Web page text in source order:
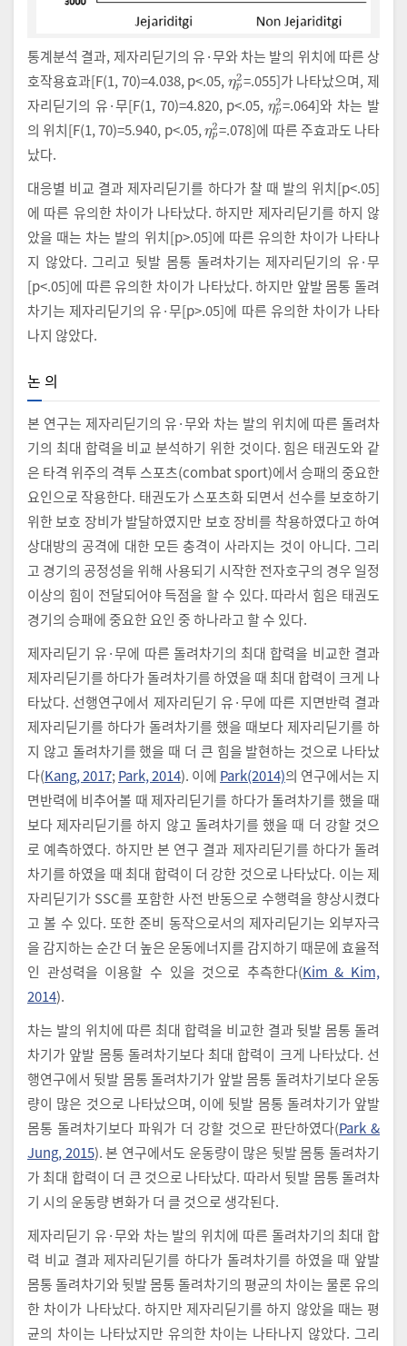
통계분석 결과, 제자리딛기의 유·무와 차는 발의 위치에 따른 상
호작용효과[F(1, 70)=4.038, p<.05,ηp2
=.055]가 나타났으며, 제
자리딛기의 유·무[F(1, 70)=4.820, p<.05,ηp2
=.064]와 차는 발
의 위치[F(1, 70)=5.940, p<.05, ηp2
=.078]에 따른 주효과도 나타
났다.
대응별 비교 결과 제자리딛기를 하다가 찰 때 발의 위치[p<.05]
에 따른 유의한 차이가 나타났다. 하지만 제자리딛기를 하지 않
았을 때는 차는 발의 위치[p>.05]에 따른 유의한 차이가 나타나
지 않았다. 그리고 뒷발 몸통 돌려차기는 제자리딛기의 유·무
[p<.05]에 따른 유의한 차이가 나타났다. 하지만 앞발 몸통 돌려
차기는 제자리딛기의 유·무[p>.05]에 따른 유의한 차이가 나타
나지 않았다.
논 의
본 연구는 제자리딛기의 유·무와 차는 발의 위치에 따른 돌려차
기의 최대 합력을 비교 분석하기 위한 것이다. 힘은 태권도와 같
은 타격 위주의 격투 스포츠(combat sport)에서 승패의 중요한
요인으로 작용한다. 태권도가 스포츠화 되면서 선수를 보호하기
위한 보호 장비가 발달하였지만 보호 장비를 착용하였다고 하여
상대방의 공격에 대한 모든 충격이 사라지는 것이 아니다. 그리
고 경기의 공정성을 위해 사용되기 시작한 전자호구의 경우 일정
이상의 힘이 전달되어야 득점을 할 수 있다. 따라서 힘은 태권도
경기의 승패에 중요한 요인 중 하나라고 할 수 있다.
제자리딛기 유·무에 따른 돌려차기의 최대 합력을 비교한 결과
제자리딛기를 하다가 돌려차기를 하였을 때 최대 합력이 크게 나
타났다. 선행연구에서 제자리딛기 유·무에 따른 지면반력 결과
제자리딛기를 하다가 돌려차기를 했을 때보다 제자리딛기를 하
지 않고 돌려차기를 했을 때 더 큰 힘을 발현하는 것으로 나타났
다(Kang, 2017; Park, 2014). 이에 Park(2014)의 연구에서는 지
면반력에 비추어볼 때 제자리딛기를 하다가 돌려차기를 했을 때
보다 제자리딛기를 하지 않고 돌려차기를 했을 때 더 강할 것으
로 예측하였다. 하지만 본 연구 결과 제자리딛기를 하다가 돌려
차기를 하였을 때 최대 합력이 더 강한 것으로 나타났다. 이는 제
자리딛기가 SSC를 포함한 사전 반동으로 수행력을 향상시켰다
고 볼 수 있다. 또한 준비 동작으로서의 제자리딛기는 외부자극
을 감지하는 순간 더 높은 운동에너지를 감지하기 때문에 효율적
인 관성력을 이용할 수 있을 것으로 추측한다(Kim & Kim,
2014).
차는 발의 위치에 따른 최대 합력을 비교한 결과 뒷발 몸통 돌려
차기가 앞발 몸통 돌려차기보다 최대 합력이 크게 나타났다. 선
행연구에서 뒷발 몸통 돌려차기가 앞발 몸통 돌려차기보다 운동
량이 많은 것으로 나타났으며, 이에 뒷발 몸통 돌려차기가 앞발
몸통 돌려차기보다 파워가 더 강할 것으로 판단하였다(Park &
Jung, 2015). 본 연구에서도 운동량이 많은 뒷발 몸통 돌려차기
가 최대 합력이 더 큰 것으로 나타났다. 따라서 뒷발 몸통 돌려차
기 시의 운동량 변화가 더 클 것으로 생각된다.
제자리딛기 유·무와 차는 발의 위치에 따른 돌려차기의 최대 합
력 비교 결과 제자리딛기를 하다가 돌려차기를 하였을 때 앞발
몸통 돌려차기와 뒷발 몸통 돌려차기의 평균의 차이는 물론 유의
한 차이가 나타났다. 하지만 제자리딛기를 하지 않았을 때는 평
균의 차이는 나타났지만 유의한 차이는 나타나지 않았다. 그리